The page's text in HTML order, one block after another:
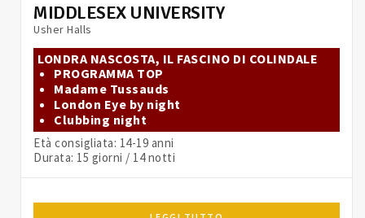
MIDDLESEX UNIVERSITY
Usher Halls
LONDRA NASCOSTA, IL FASCINO DI COLINDALE
PROGRAMMA TOP
Madame Tussauds
London Eye by night
Clubbing night
Età consigliata: 14-19 anni
Durata: 15 giorni / 14 notti